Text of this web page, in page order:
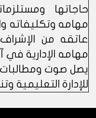
حاجاتها
مهامه وتكليفاته
عاتقه من
مهامه الإدارية في
يصل صوت ومطالبات
للإدارة التعليمية